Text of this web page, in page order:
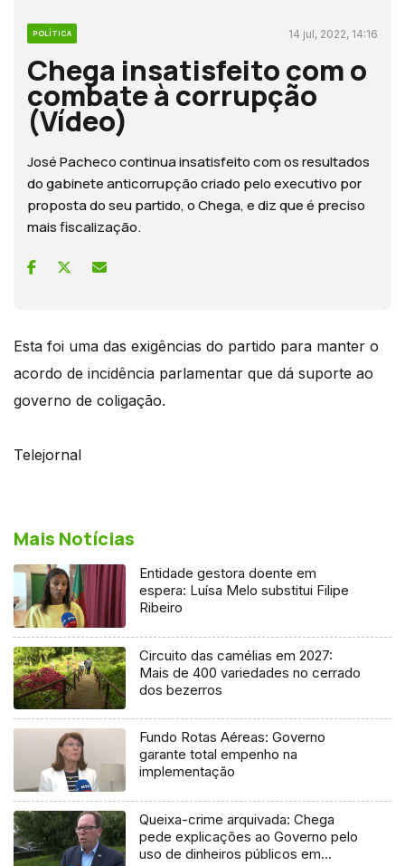
POLÍTICA 14 jul, 2022, 14:16
Chega insatisfeito com o
combate à corrupção
(Vídeo)
José Pacheco continua insatisfeito com os resultados
do gabinete anticorrupção criado pelo executivo por
proposta do seu partido, o Chega, e diz que é preciso
mais fiscalização.
Esta foi uma das exigências do partido para manter o
acordo de incidência parlamentar que dá suporte ao
governo de coligação.
Telejornal
Mais Notícias
Entidade gestora doente em
espera: Luísa Melo substitui Filipe
Ribeiro
Circuito das camélias em 2027:
Mais de 400 variedades no cerrado
dos bezerros
Fundo Rotas Aéreas: Governo
garante total empenho na
implementação
Queixa-crime arquivada: Chega
pede explicações ao Governo pelo
uso de dinheiros públicos em